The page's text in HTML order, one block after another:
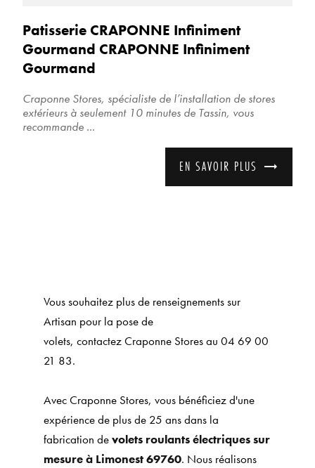
Patisserie CRAPONNE Infiniment
Gourmand CRAPONNE Infiniment
Gourmand
Craponne Stores, spécialiste de l’installation de stores
extérieurs à seulement 10 minutes de Tassin, vous
recommande ...
EN SAVOIR PLUS
Vous souhaitez plus de renseignements sur
Artisan pour la pose de
volets, contactez Craponne Stores au 04 69 00
21 83.
Avec Craponne Stores, vous bénéficiez d'une
expérience de plus de 25 ans dans la
fabrication devolets roulants électriques sur
mesure à Limonest 69760. Nous réalisons